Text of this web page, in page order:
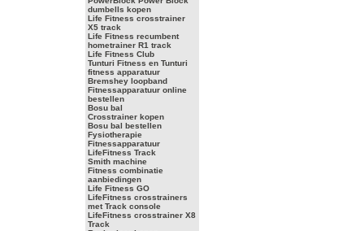
dumbells kopen
Life Fitness crosstrainer
X5 track
Life Fitness recumbent
hometrainer R1 track
Life Fitness Club
Tunturi Fitness en Tunturi
fitness apparatuur
Bremshey loopband
Fitnessapparatuur online
bestellen
Bosu bal
Crosstrainer kopen
Bosu bal bestellen
Fysiotherapie
Fitnessapparatuur
LifeFitness Track
Smith machine
Fitness combinatie
aanbiedingen
Life Fitness GO
LifeFitness crosstrainers
met Track console
LifeFitness crosstrainer X8
Track